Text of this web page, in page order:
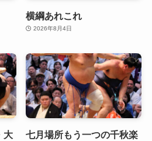
横綱あれこれ
2026年8月4日
大
七月場所もう一つの千秋楽